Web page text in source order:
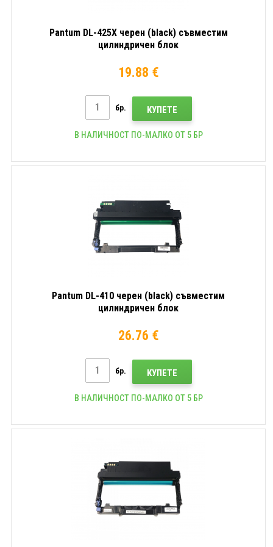
Pantum DL-425X черен (black) съвместим
цилиндричен блок
19.88 €
бр. КУПЕТЕ
В НАЛИЧНОСТ ПО-МАЛКО ОТ 5 БР
Pantum DL-410 черен (black) съвместим
цилиндричен блок
26.76 €
бр. КУПЕТЕ
В НАЛИЧНОСТ ПО-МАЛКО ОТ 5 БР